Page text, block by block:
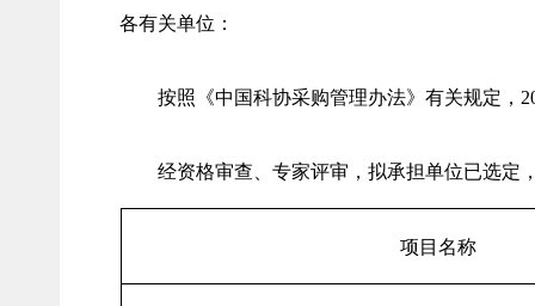
各有关单位：
按照《中国科协采购管理办法》有关规定，
经资格审查、专家评审，拟承担单位已选定
项目名称